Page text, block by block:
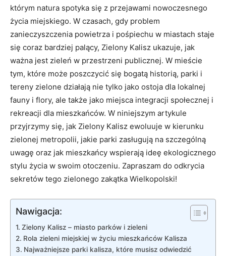
którym natura⁢ spotyka się z przejawami nowoczesnego
życia miejskiego. W czasach, gdy problem
zanieczyszczenia powietrza i ⁣pośpiechu⁢ w⁢ miastach staje
się coraz bardziej palący, Zielony Kalisz ukazuje, jak
ważna ⁣jest zieleń w przestrzeni publicznej. W mieście
tym, które może poszczycić się bogatą historią, parki i
tereny zielone działają nie tylko jako ostoja dla lokalnej
fauny i flory, ale także jako miejsca integracji społecznej i
rekreacji dla mieszkańców. W niniejszym artykule
przyjrzymy się, jak Zielony Kalisz ⁣ewoluuje w kierunku
zielonej metropolii, jakie parki zasługują na‌ szczególną
uwagę oraz jak mieszkańcy wspierają ideę ekologicznego
stylu życia w swoim otoczeniu. Zapraszam do odkrycia
sekretów tego zielonego zakątka Wielkopolski!
Nawigacja:
Zielony Kalisz – miasto parków i zieleni
Rola zieleni miejskiej w życiu mieszkańców Kalisza
Najważniejsze parki kalisza,‌ które musisz odwiedzić